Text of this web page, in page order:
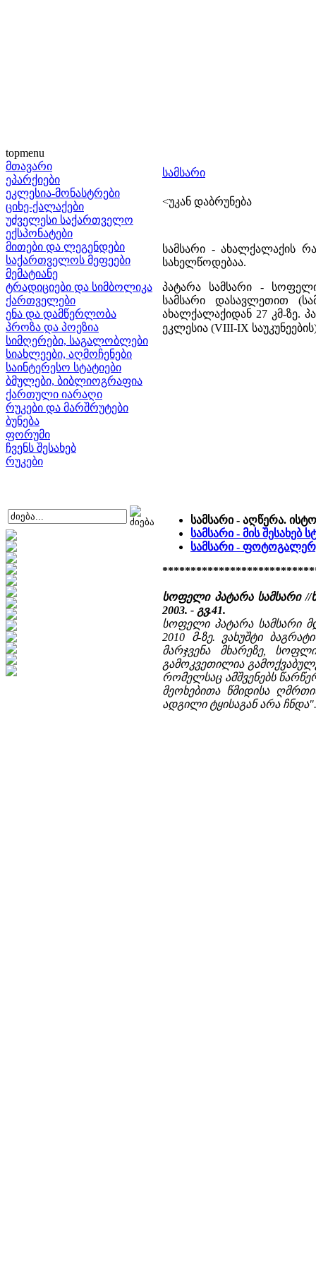
topmenu
მთავარი
ეპარქიები
ეკლესია-მონასტრები
ციხე-ქალაქები
უძველესი საქართველო
ექსპონატები
მითები და ლეგენდები
საქართველოს მეფეები
მემატიანე
ტრადიციები და სიმბოლიკა
ქართველები
ენა და დამწერლობა
პროზა და პოეზია
სიმღერები, საგალობლები
სიახლეები, აღმოჩენები
საინტერესო სტატიები
ბმულები, ბიბლიოგრაფია
ქართული იარაღი
რუკები და მარშრუტები
ბუნება
ფორუმი
ჩვენს შესახებ
რუკები
სამსარი
<უკან დაბრუნება
სამსარი - ახალქალაქის
სახელწოდებაა.
პატარა სამსარი -
სამსარი დასავლეთით
ახალქალაქიდან 27 კმ-ზე.
ეკლესია (VIII-IX
სამსარი - აღწერა.
სამსარი - მის შესახებ
სამსარი -
სოფელი პატარა სამსარი //
2003. - გვ.41.
სოფელი პატარა სამსარი
2010 მ-ზე. ვახუშტი
მარჯვენა მხარეზე,
გამოკვეთილია
რომელსაც ამშვენებს
მეოხებითა წმიდისა
ადგილი ტყისაგან არა